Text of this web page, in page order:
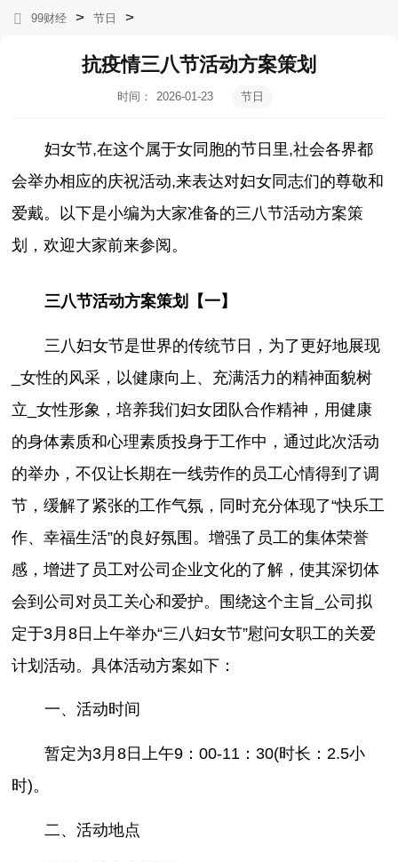
99财经 > 节日 >
抗疫情三八节活动方案策划
时间：
2026-01-23
节日
妇女节,在这个属于女同胞的节日里,社会各界都
会举办相应的庆祝活动,来表达对妇女同志们的尊敬和
爱戴。以下是小编为大家准备的三八节活动方案策
划，欢迎大家前来参阅。
三八节活动方案策划【一】
三八妇女节是世界的传统节日，为了更好地展现
_女性的风采，以健康向上、充满活力的精神面貌树
立_女性形象，培养我们妇女团队合作精神，用健康
的身体素质和心理素质投身于工作中，通过此次活动
的举办，不仅让长期在一线劳作的员工心情得到了调
节，缓解了紧张的工作气氛，同时充分体现了“快乐工
作、幸福生活”的良好氛围。增强了员工的集体荣誉
感，增进了员工对公司企业文化的了解，使其深切体
会到公司对员工关心和爱护。围绕这个主旨_公司拟
定于3月8日上午举办“三八妇女节”慰问女职工的关爱
计划活动。具体活动方案如下：
一、活动时间
暂定为3月8日上午9：00-11：30(时长：2.5小
时)。
二、活动地点